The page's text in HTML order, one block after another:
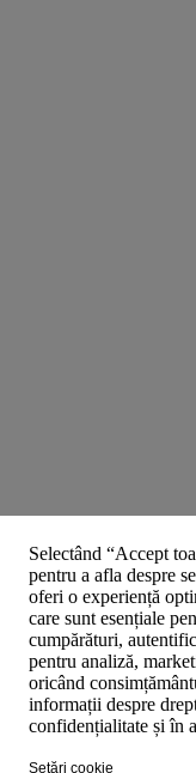
Selectând “Accept
pentru a afla despre
oferi o experiență
care sunt esențiale
cumpărături,
pentru analiză,
oricând
informații despre
confidențialitate și în
Setări cookie